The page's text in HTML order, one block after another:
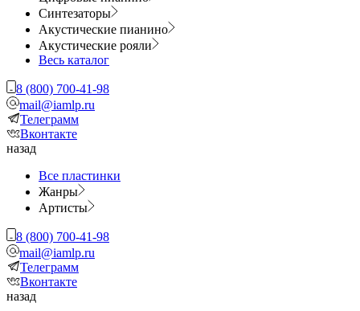
Синтезаторы
Акустические пианино
Акустические рояли
Весь каталог
8 (800) 700-41-98
mail@iamlp.ru
Телеграмм
Вконтакте
назад
Все пластинки
Жанры
Артисты
8 (800) 700-41-98
mail@iamlp.ru
Телеграмм
Вконтакте
назад